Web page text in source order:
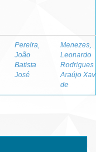
Pereira,
João
Batista
José
Menezes,
Leonardo
Rodrigues
Araújo
de